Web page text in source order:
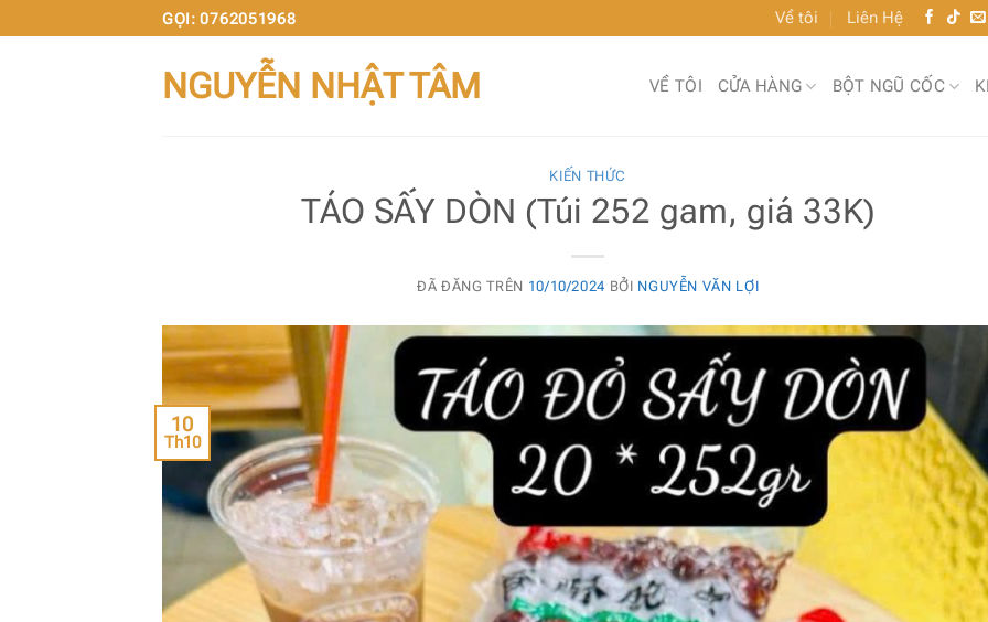
GỌI: 0762051968 Về tôi Liên Hệ
NGUYỄN NHẬT TÂM VỀ TÔI CỬA HÀNG BỘT NGŨ CỐC
KIẾN THỨC
TÁO SẤY DÒN (Túi 252 gam, giá 33K)
ĐÃ ĐĂNG TRÊN 10/10/2024 BỞI NGUYỄN VĂN LỢI
10
Th10